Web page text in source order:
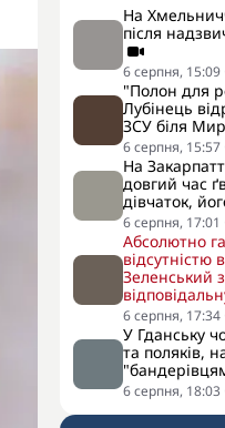
На
після
6 серпня, 15:09
"Полон для
Лубінець
ЗСУ біля
6 серпня, 15:57
На
довгий час
дівчаток,
6 серпня, 17:01
Абсолютно
відсутністю
Зеленський
6 серпня, 17:34
У Гданську
та поляків,
6 серпня, 18:03